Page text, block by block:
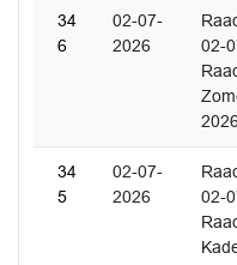
34
6
02-07-
2026
02-
2026
34
5
02-07-
2026
02-